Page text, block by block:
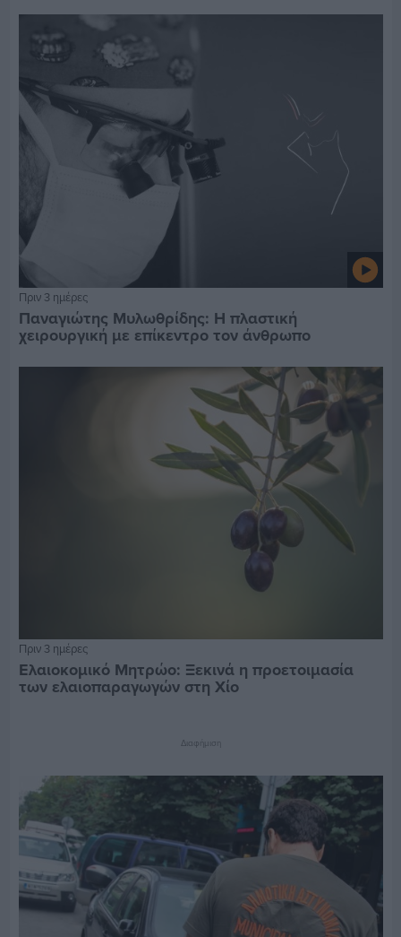
Πριν 3 ημέρες
Παναγιώτης Μυλωθρίδης: Η πλαστική
χειρουργική με επίκεντρο τον άνθρωπο
Πριν 3 ημέρες
Ελαιοκομικό Μητρώο: Ξεκινά η προετοιμασία
των ελαιοπαραγωγών στη Χίο
Διαφήμιση